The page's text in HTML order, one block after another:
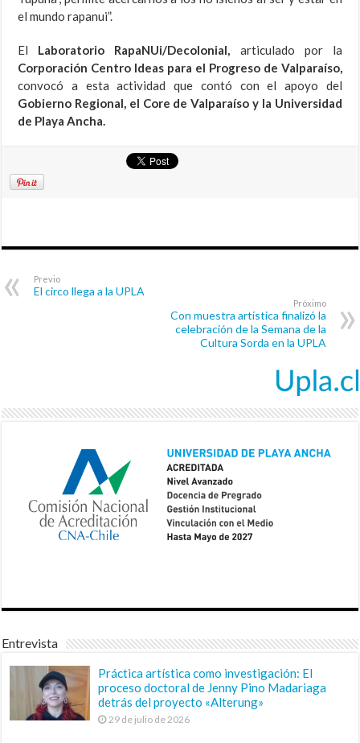
el mundo rapanui”.
El Laboratorio RapaNUi/Decolonial, articulado por la
Corporación Centro Ideas para el Progreso de Valparaíso,
convocó a esta actividad que contó con el apoyo del
Gobierno Regional, el Core de Valparaíso y la Universidad
de Playa Ancha.
Previo
El circo llega a la UPLA
Próximo
Con muestra artística finalizó la
celebración de la Semana de la
Cultura Sorda en la UPLA
Entrevista
Práctica artística como investigación: El
proceso doctoral de Jenny Pino Madariaga
detrás del proyecto «Alterung»
29 de julio de 2026